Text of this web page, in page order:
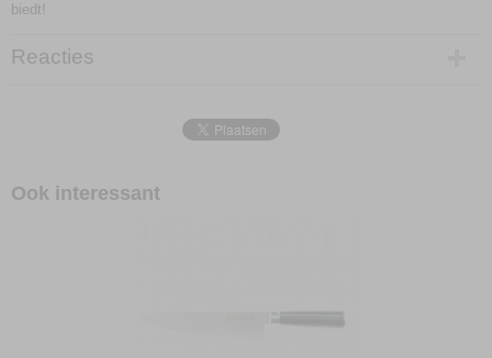
biedt!
Reacties
Ook interessant